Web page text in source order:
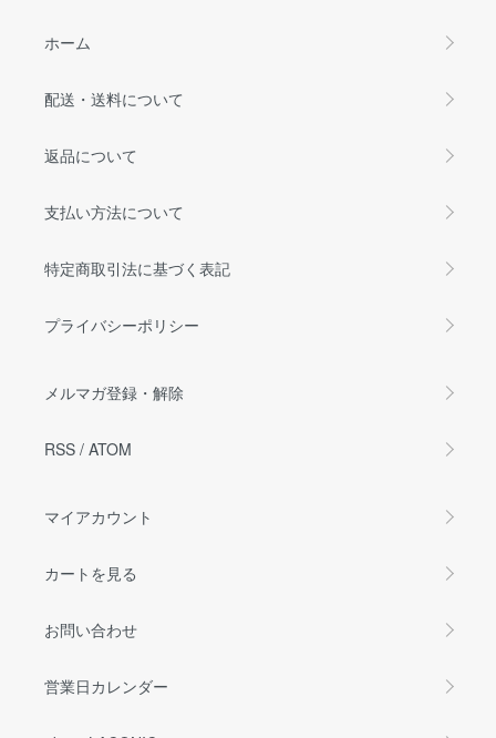
ホーム
配送・送料について
返品について
支払い方法について
特定商取引法に基づく表記
プライバシーポリシー
メルマガ登録・解除
RSS / ATOM
マイアカウント
カートを見る
お問い合わせ
営業日カレンダー